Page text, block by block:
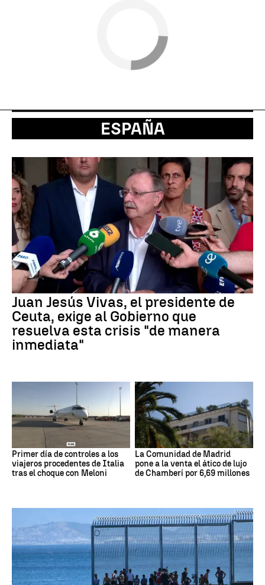
ESPAÑA
Juan Jesús Vivas, el presidente de
Ceuta, exige al Gobierno que
resuelva esta crisis "de manera
inmediata"
Primer día de controles a los
viajeros procedentes de Italia
tras el choque con Meloni
La Comunidad de Madrid
pone a la venta el ático de lujo
de Chamberí por 6,69 millones